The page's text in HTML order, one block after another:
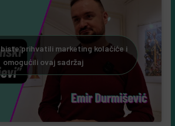
prihvatili marketing kolačiće i
omogućili ovaj sadržaj